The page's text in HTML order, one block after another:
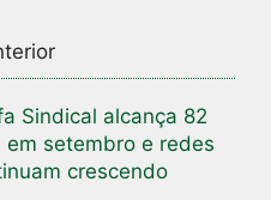
Sindical alcança 82
em setembro e redes
crescendo